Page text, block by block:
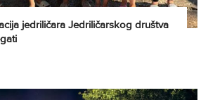
jedriličara Jedriličarskog društva